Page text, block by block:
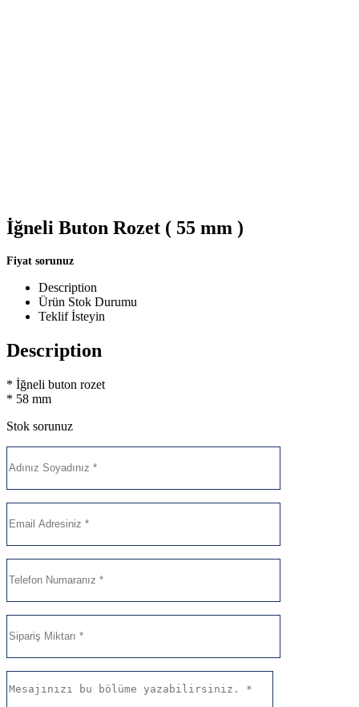
İğneli Buton Rozet ( 55 mm )
Fiyat sorunuz
Description
Ürün Stok Durumu
Teklif İsteyin
Description
* İğneli buton rozet
* 58 mm
Stok sorunuz